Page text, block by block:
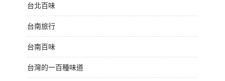
台北百味
台南旅行
台南百味
台灣的一百種味道